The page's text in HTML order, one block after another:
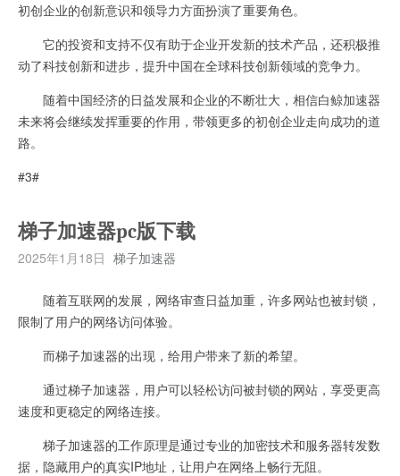
初创企业的创新意识和领导力方面扮演了重要角色。
它的投资和支持不仅有助于企业开发新的技术产品，还积极推
动了科技创新和进步，提升中国在全球科技创新领域的竞争力。
随着中国经济的日益发展和企业的不断壮大，相信白鲸加速器
未来将会继续发挥重要的作用，带领更多的初创企业走向成功的道
路。
#3#
梯子加速器pc版下载
2025年1月18日 梯子加速器
随着互联网的发展，网络审查日益加重，许多网站也被封锁，
限制了用户的网络访问体验。
而梯子加速器的出现，给用户带来了新的希望。
通过梯子加速器，用户可以轻松访问被封锁的网站，享受更高
速度和更稳定的网络连接。
梯子加速器的工作原理是通过专业的加密技术和服务器转发数
据，隐藏用户的真实IP地址，让用户在网络上畅行无阻。